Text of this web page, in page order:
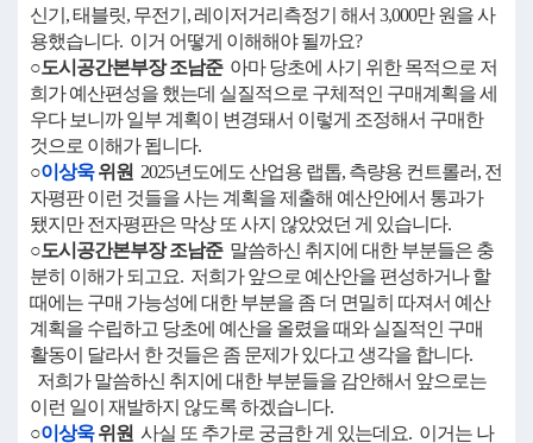
신기, 태블릿, 무전기, 레이저거리측정기 해서 3,000만 원을 사
용했습니다. 이거 어떻게 이해해야 될까요?
○도시공간본부장 조남준아마 당초에 사기 위한 목적으로 저
희가 예산편성을 했는데 실질적으로 구체적인 구매계획을 세
우다 보니까 일부 계획이 변경돼서 이렇게 조정해서 구매한
것으로 이해가 됩니다.
○이상욱위원 2025년도에도 산업용 랩톱, 측량용 컨트롤러, 전
자평판 이런 것들을 사는 계획을 제출해 예산안에서 통과가
됐지만 전자평판은 막상 또 사지 않았었던 게 있습니다.
○도시공간본부장 조남준말씀하신 취지에 대한 부분들은 충
분히 이해가 되고요. 저희가 앞으로 예산안을 편성하거나 할
때에는 구매 가능성에 대한 부분을 좀 더 면밀히 따져서 예산
계획을 수립하고 당초에 예산을 올렸을 때와 실질적인 구매
활동이 달라서 한 것들은 좀 문제가 있다고 생각을 합니다.
저희가 말씀하신 취지에 대한 부분들을 감안해서 앞으로는
이런 일이 재발하지 않도록 하겠습니다.
○이상욱위원 사실 또 추가로 궁금한 게 있는데요. 이거는 나